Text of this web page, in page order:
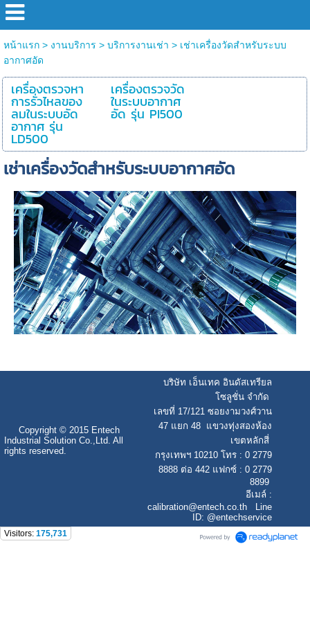
หน้าแรก> งานบริการ > บริการงานเช่า > เช่าเครื่องวัดสำหรับระบบ
อากาศอัด
เครื่องตรวจหา
การรั่วไหลของ
ลมในระบบอัด
อากาศ รุ่น
LD500
เครื่องตรวจวัด
ในระบบอากาศ
อัด รุ่น PI500
เช่าเครื่องวัดสำหรับระบบอากาศอัด
Copyright © 2015 Entech
Industrial Solution Co.,Ltd. All
rights reserved.
บริษัท เอ็นเทค อินดัสเทรียล
โซลูชั่น จำกัด
เลขที่ 17/121 ซอยงามวงศ์วาน
47 แยก 48 แขวงทุ่งสองห้อง
เขตหลักสี่
กรุงเทพฯ 10210 โทร : 0 2779
8888 ต่อ 442 แฟกซ์ : 0 2779
8899
อีเมล์ :
calibration@entech.co.th
Line
ID: @entechservice
Visitors: 175,731